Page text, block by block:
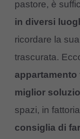
pastore, è
in diversi
ricordare la
trascurata.
miglior
spazi, in
consiglia di